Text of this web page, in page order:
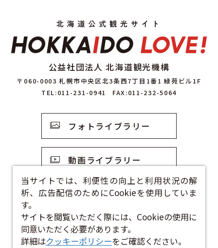
公益社団法人 北海道観光機構
〒060-0003 札幌市中央区北3条西7丁目1番1 緑苑ビル1F
TEL:011-231-0941
FAX:011-232-5064
フォトライブラリー
動画ライブラリー
観光資料
お問い合わせフォーム
当サイトでは、利便性の向上と利用状況の解
析、広告配信のためにCookieを使用していま
す。
サイトを閲覧いただく際には、Cookieの使用に
同意いただく必要があります。
詳細はクッキーポリシーをご確認ください。